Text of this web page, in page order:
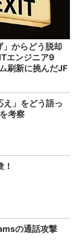
」からどう脱却
エンジニア9
刷新に挑んだJF
え」をどう語っ
考察
の通話攻撃